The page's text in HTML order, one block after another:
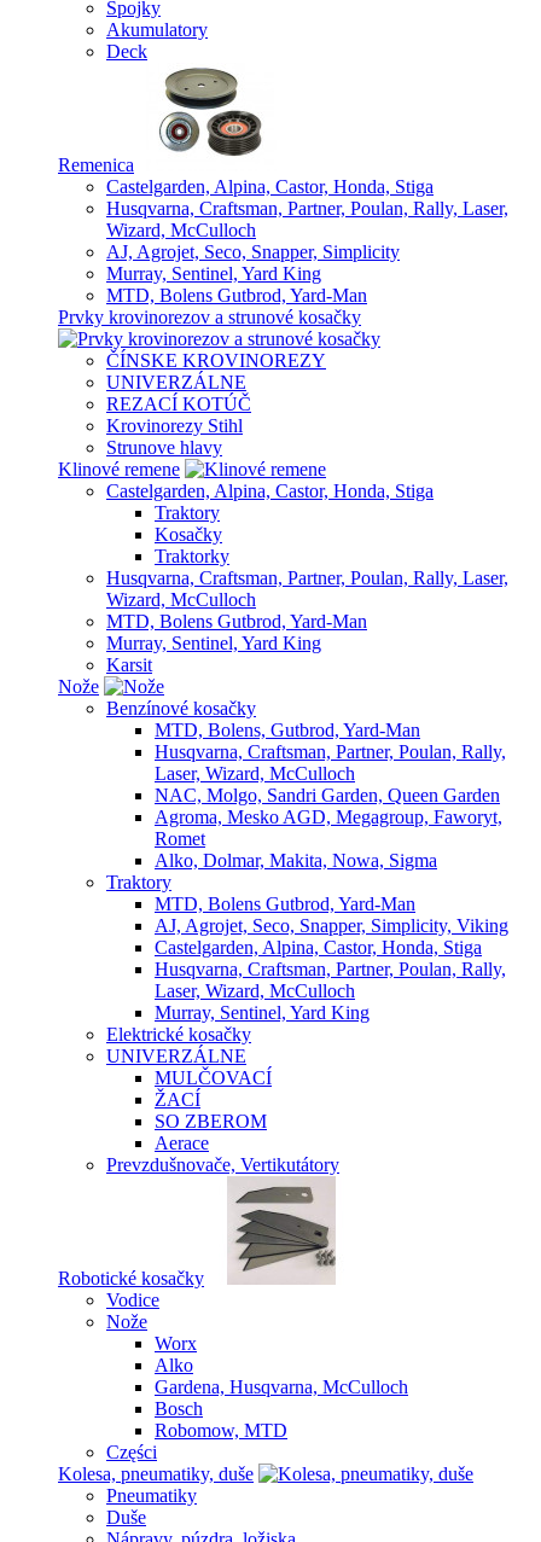
Spojky
Akumulatory
Deck
Remenica
Castelgarden, Alpina, Castor, Honda, Stiga
Husqvarna, Craftsman, Partner, Poulan, Rally, Laser,
Wizard, McCulloch
AJ, Agrojet, Seco, Snapper, Simplicity
Murray, Sentinel, Yard King
MTD, Bolens Gutbrod, Yard-Man
Prvky krovinorezov a strunové kosačky
ČÍNSKE KROVINOREZY
UNIVERZÁLNE
REZACÍ KOTÚČ
Krovinorezy Stihl
Strunove hlavy
Klinové remene
Castelgarden, Alpina, Castor, Honda, Stiga
Traktory
Kosačky
Traktorky
Husqvarna, Craftsman, Partner, Poulan, Rally, Laser,
Wizard, McCulloch
MTD, Bolens Gutbrod, Yard-Man
Murray, Sentinel, Yard King
Karsit
Nože
Benzínové kosačky
MTD, Bolens, Gutbrod, Yard-Man
Husqvarna, Craftsman, Partner, Poulan, Rally,
Laser, Wizard, McCulloch
NAC, Molgo, Sandri Garden, Queen Garden
Agroma, Mesko AGD, Megagroup, Faworyt,
Romet
Alko, Dolmar, Makita, Nowa, Sigma
Traktory
MTD, Bolens Gutbrod, Yard-Man
AJ, Agrojet, Seco, Snapper, Simplicity, Viking
Castelgarden, Alpina, Castor, Honda, Stiga
Husqvarna, Craftsman, Partner, Poulan, Rally,
Laser, Wizard, McCulloch
Murray, Sentinel, Yard King
Elektrické kosačky
UNIVERZÁLNE
MULČOVACÍ
ŽACÍ
SO ZBEROM
Aerace
Prevzdušnovače, Vertikutátory
Robotické kosačky
Vodice
Nože
Worx
Alko
Gardena, Husqvarna, McCulloch
Bosch
Robomow, MTD
Części
Kolesa, pneumatiky, duše
Pneumatiky
Duše